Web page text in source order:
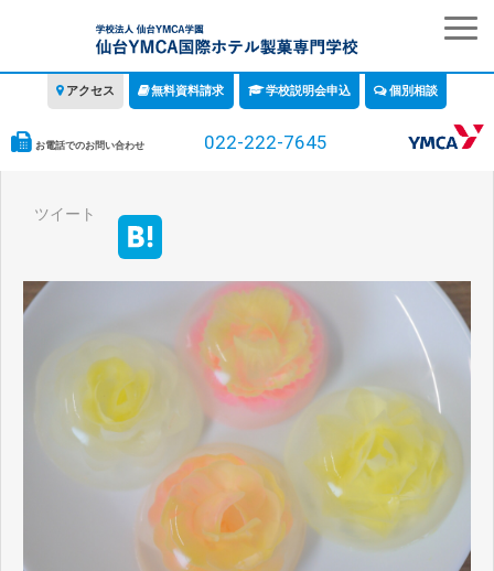
アクセス 無料資料請求 学校説明会申込 個別相談
お電話でのお問い合わせ 022-222-7645
情報公開
募集要項・学費・入学ガイド
ツイート